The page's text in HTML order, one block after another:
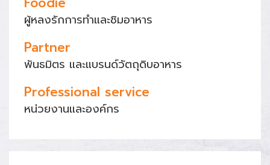
ผู้หลงรักการทำและชิมอาหาร
Partner
พันธมิตร และแบรนด์วัตถุดิบอาหาร
Professional service
หน่วยงานและองค์กร